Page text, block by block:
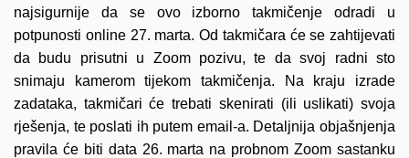
najsigurnije da se ovo izborno takmičenje odradi u
potpunosti online 27. marta. Od takmičara će se zahtijevati
da budu prisutni u Zoom pozivu, te da svoj radni sto
snimaju kamerom tijekom takmičenja. Na kraju izrade
zadataka, takmičari će trebati skenirati (ili uslikati) svoja
rješenja, te poslati ih putem email-a. Detaljnija objašnjenja
pravila će biti data 26. marta na probnom Zoom sastanku